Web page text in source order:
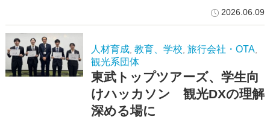
2026.06.09
人材育成, 教育、学校, 旅行会社・OTA,
観光系団体
東武トップツアーズ、学生向
けハッカソン 観光DXの理解
深める場に